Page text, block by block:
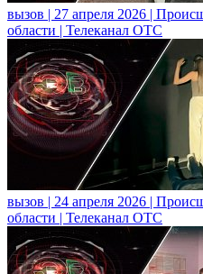
вызов | 27 апреля 2026 |
области | Телеканал ОТС
вызов | 24 апреля 2026 |
области | Телеканал ОТС